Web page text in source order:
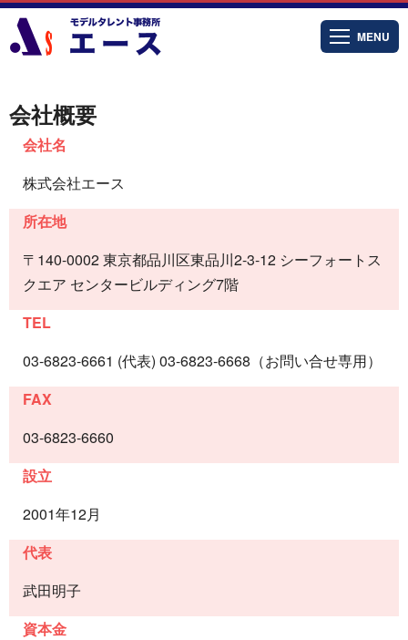
MENU
会社概要
会社名
株式会社エース
所在地
〒140-0002 東京都品川区東品川2-3-12 シーフォートス
クエア センタービルディング7階
TEL
03-6823-6661 (代表) 03-6823-6668（お問い合せ専用）
FAX
03-6823-6660
設立
2001年12月
代表
武田明子
資本金